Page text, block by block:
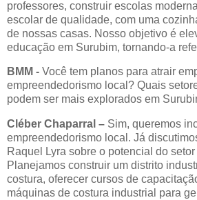
professores, construir escolas
escolar de qualidade, com uma
de nossas casas. Nosso objetivo é
educação em Surubim, tornando-a
BMM - Você tem planos para atrair
empreendedorismo local? Quais
podem ser mais explorados em
Cléber Chaparral – Sim, queremos
empreendedorismo local. Já
Raquel Lyra sobre o potencial do
Planejamos construir um distrito
costura, oferecer cursos de
máquinas de costura industrial para